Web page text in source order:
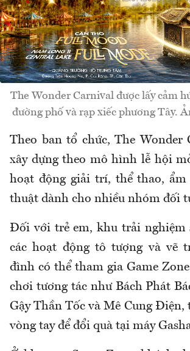
The Wonder Carnival được lấy cảm
đường phố và rạp xiếc phương Tây.
Theo ban tổ chức, The Wonder
xây dựng theo mô hình lễ hội
hoạt động giải trí, thể thao, ẩm
thuật dành cho nhiều nhóm đối
Đối với trẻ em, khu trải nghiệm
các hoạt động tô tượng và vẽ
đình có thể tham gia Game
chơi tương tác như Bách Phát
Gậy Thần Tốc và Mê Cung
vòng tay để đổi quà tại máy